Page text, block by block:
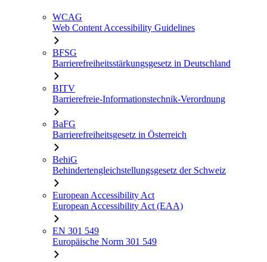
WCAG
Web Content Accessibility Guidelines
BFSG
Barrierefreiheitsstärkungsgesetz in Deutschland
BITV
Barrierefreie-Informationstechnik-Verordnung
BaFG
Barrierefreiheitsgesetz in Österreich
BehiG
Behindertengleichstellungsgesetz der Schweiz
European Accessibility Act
European Accessibility Act (EAA)
EN 301 549
Europäische Norm 301 549